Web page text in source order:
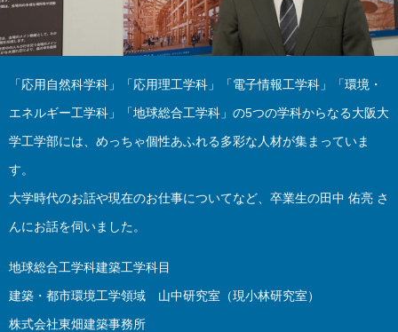
「応用自然科学科」「応用理工学科」「電子情報工学科」「環境・
エネルギー工学科」「地球総合工学科」の5つの学科からなる大阪大
学工学部には、めっちゃ個性あふれる多彩な人材が集まっていま
す。
大学時代のお話や現在のお仕事についてなど、卒業生の田中 佑亮 さ
んにお話を伺いました。
地球総合工学科建築工学科目
建築・都市環境工学領域 山中研究室（現小林研究室）
株式会社東畑建築事務所